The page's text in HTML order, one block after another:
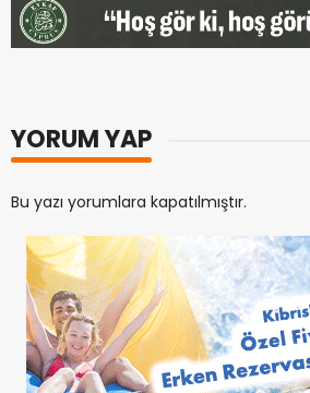
YORUM YAP
Bu yazı yorumlara kapatılmıştır.